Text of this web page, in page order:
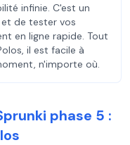
infinie. C'est un
de tester vos
en ligne rapide. Tout
il est facile à
n'importe où.
phase 5 :